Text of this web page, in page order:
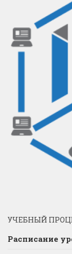
УЧЕБНЫЙ
Расписание